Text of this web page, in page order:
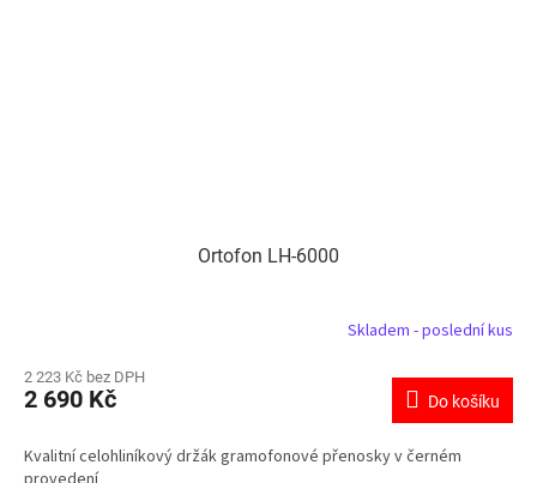
Ortofon LH-6000
Skladem - poslední kus
2 223 Kč bez DPH
2 690 Kč Do košíku
Kvalitní celohliníkový držák gramofonové přenosky v černém